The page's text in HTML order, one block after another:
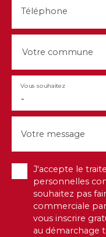
Téléphone
Votre commune
-
Vous souhaitez
Votre message
J'accepte le
personnelles
souhaitez pas
commerciale
vous inscrire
au démarchage